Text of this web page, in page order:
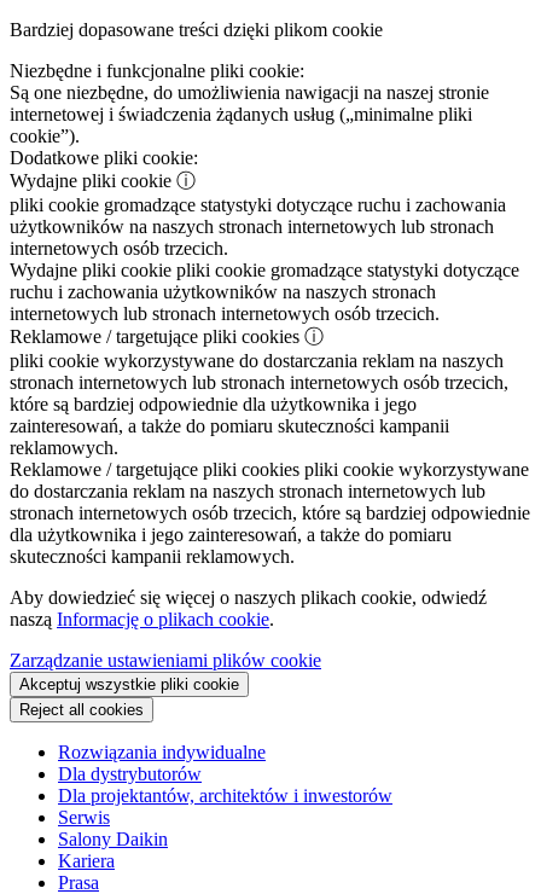
Bardziej dopasowane treści dzięki plikom cookie
Niezbędne i funkcjonalne pliki cookie:
Są one niezbędne, do umożliwienia nawigacji na naszej stronie
internetowej i świadczenia żądanych usług („minimalne pliki
cookie”).
Dodatkowe pliki cookie:
Wydajne pliki cookie ⓘ
pliki cookie gromadzące statystyki dotyczące ruchu i zachowania
użytkowników na naszych stronach internetowych lub stronach
internetowych osób trzecich.
Wydajne pliki cookie pliki cookie gromadzące statystyki dotyczące
ruchu i zachowania użytkowników na naszych stronach
internetowych lub stronach internetowych osób trzecich.
Reklamowe / targetujące pliki cookies ⓘ
pliki cookie wykorzystywane do dostarczania reklam na naszych
stronach internetowych lub stronach internetowych osób trzecich,
które są bardziej odpowiednie dla użytkownika i jego
zainteresowań, a także do pomiaru skuteczności kampanii
reklamowych.
Reklamowe / targetujące pliki cookies pliki cookie wykorzystywane
do dostarczania reklam na naszych stronach internetowych lub
stronach internetowych osób trzecich, które są bardziej odpowiednie
dla użytkownika i jego zainteresowań, a także do pomiaru
skuteczności kampanii reklamowych.
Aby dowiedzieć się więcej o naszych plikach cookie, odwiedź
naszą Informację o plikach cookie.
Zarządzanie ustawieniami plików cookie
Akceptuj wszystkie pliki cookie
Reject all cookies
Rozwiązania indywidualne
Dla dystrybutorów
Dla projektantów, architektów i inwestorów
Serwis
Salony Daikin
Kariera
Prasa